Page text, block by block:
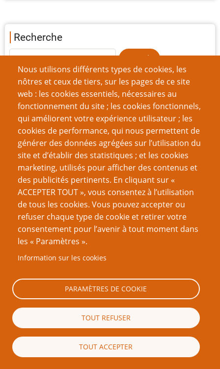
Nous utilisons différents types de cookies, les
nôtres et ceux de tiers, sur les pages de ce site
web : les cookies essentiels, nécessaires au
fonctionnement du site ; les cookies fonctionnels,
qui améliorent votre expérience utilisateur ; les
cookies de performance, qui nous permettent de
générer des données agrégées sur l’utilisation du
site et d’établir des statistiques ; et les cookies
marketing, utilisés pour afficher des contenus et
des publicités pertinents. En cliquant sur «
ACCEPTER TOUT », vous consentez à l’utilisation
de tous les cookies. Vous pouvez accepter ou
refuser chaque type de cookie et retirer votre
consentement pour l’avenir à tout moment dans
les « Paramètres ».
Information sur les cookies
PARAMÈTRES DE COOKIE
TOUT REFUSER
TOUT ACCEPTER
Recherche
à propos de l'auteur
Steve Darlington
Steve Darlington (1976-2026) était un rôliste
australien. Il s'ennuyait tellement vers la fin de sa
thèse de statistiques, qu'il fonda PTGPTB.org, et le
remplit de
quantité d'articles de fond
l'Histoire
du JdR. Il a beaucoup écrit sur, réfléchi sur, et critiqué
le jeu de rôle, avant de réaliser son rêve en
contribuant à de nombreux suppléments, entre